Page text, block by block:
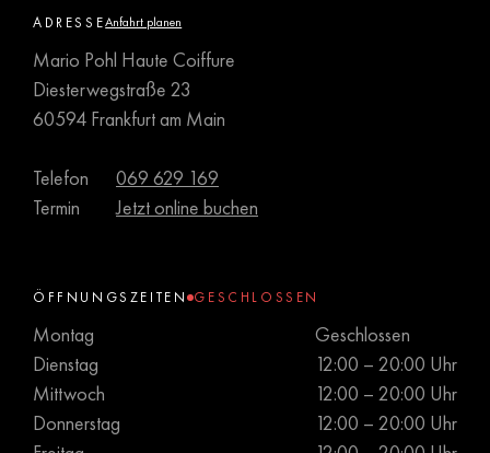
ADRESSEAnfahrt planen
Mario Pohl Haute Coiffure
Diesterwegstraße 23
60594 Frankfurt am Main
Telefon
069 629 169
Termin
Jetzt online buchen
ÖFFNUNGSZEITEN GESCHLOSSEN
Montag
Geschlossen
Dienstag
12:00 – 20:00 Uhr
Mittwoch
12:00 – 20:00 Uhr
Donnerstag
12:00 – 20:00 Uhr